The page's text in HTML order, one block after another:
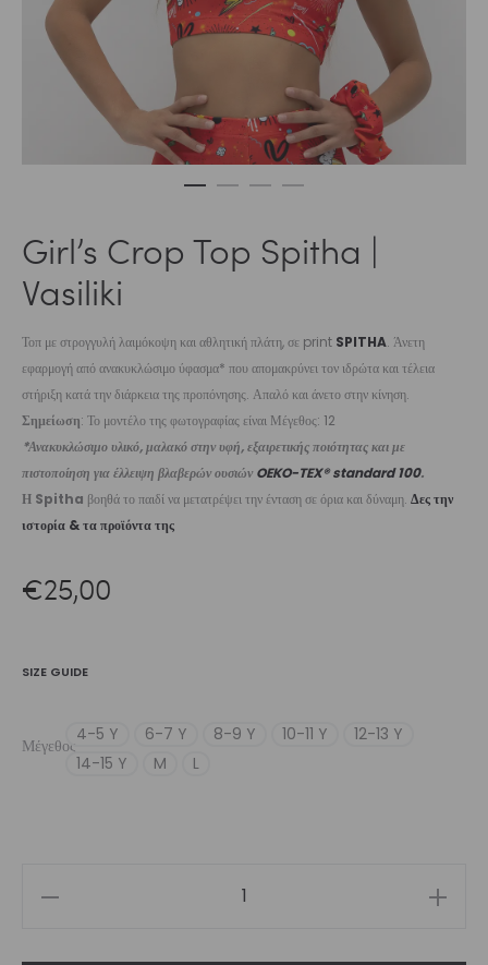
Girl’s Crop Top Spitha |
Vasiliki
Τοπ με στρογγυλή λαιμόκοψη και αθλητική πλάτη, σε print SPITHA. Άνετη
εφαρμογή από ανακυκλώσιμο ύφασμα* που απομακρύνει τον ιδρώτα και τέλεια
στήριξη κατά την διάρκεια της προπόνησης. Απαλό και άνετο στην κίνηση.
Σημείωση: Το μοντέλο της φωτογραφίας είναι Μέγεθος: 12
*Ανακυκλώσιμο υλικό, μαλακό στην υφή, εξαιρετικής ποιότητας και με
πιστοποίηση για έλλειψη βλαβερών ουσιών OEKO-TEX® standard 100.
Η Spitha βοηθά το παιδί να μετατρέψει την ένταση σε όρια και δύναμη. Δες την
ιστορία & τα προϊόντα της
€25,00
SIZE GUIDE
Μέγεθος
4-5 Y 6-7 Y 8-9 Y 10-11 Y
12-13 Y
14-15 Y
M L